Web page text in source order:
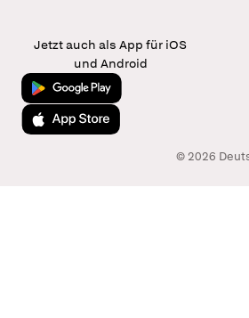
Jetzt auch als App für iOS
und Android
Jetzt bei Google Play
Laden im App Store
© 2026